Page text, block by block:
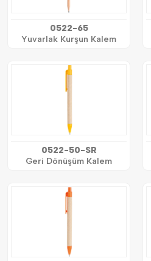
0522-65
Yuvarlak Kurşun Kalem
0522-50-SR
Geri Dönüşüm Kalem